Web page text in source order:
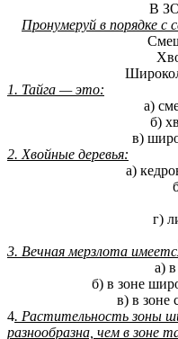
В
Пронумеруй в порядке с
1. Тайга — это:
а)
б)
в)
2. Хвойные деревья:
а)
г)
3. Вечная мерзлота
а)
б) в зоне
в) в зоне
4. Растительность зоны
разнообразна, чем в зоне